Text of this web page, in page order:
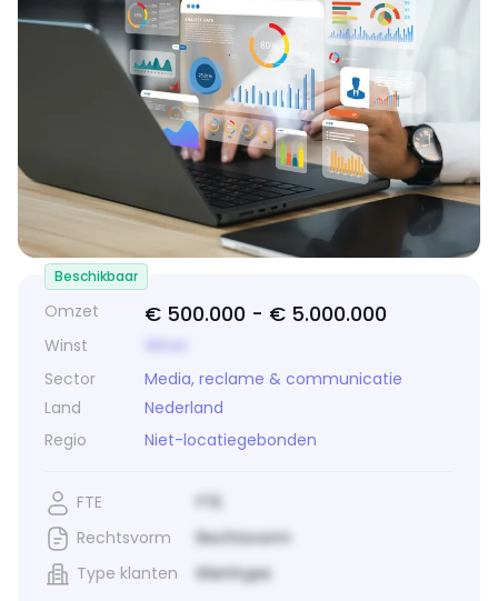
Omzet € 500.000 - € 5.000.000
Winst
Sector
Media, reclame & communicatie
Land
Nederland
Regio
Niet-locatiegebonden
Beschikbaar
FTE
FTE
Rechtsvorm
Rechtsvorm
Type klanten
Klanttype